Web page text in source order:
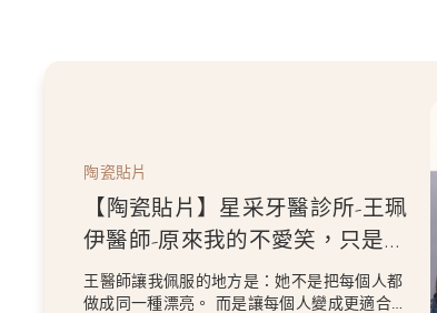
陶瓷貼片
【陶瓷貼片】星采牙醫診所-王珮
伊醫師-原來我的不愛笑，只是不
喜歡自己原本的牙齒
王醫師讓我佩服的地方是：她不是把每個人都
做成同一種漂亮。 而是讓每個人變成更適合自